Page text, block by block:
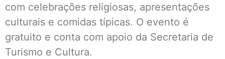
com celebrações religiosas, apresentações
culturais e comidas típicas. O evento é
gratuito e conta com apoio da Secretaria de
Turismo e Cultura.